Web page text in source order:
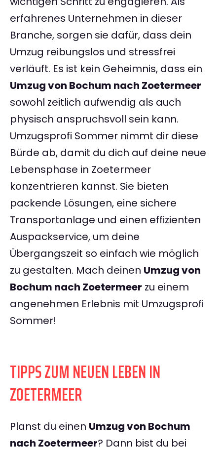
erfahrenes Unternehmen in dieser
Branche, sorgen sie dafür, dass dein
Umzug reibungslos und stressfrei
verläuft. Es ist kein Geheimnis, dass ein
Umzug von Bochum nach Zoetermeer
sowohl zeitlich aufwendig als auch
physisch anspruchsvoll sein kann.
Umzugsprofi Sommer nimmt dir diese
Bürde ab, damit du dich auf deine neue
Lebensphase in Zoetermeer
konzentrieren kannst. Sie bieten
packende Lösungen, eine sichere
Transportanlage und einen effizienten
Auspackservice, um deine
Übergangszeit so einfach wie möglich
zu gestalten. Mach deinen Umzug von
Bochum nach Zoetermeer zu einem
angenehmen Erlebnis mit Umzugsprofi
Sommer!
TIPPS ZUM NEUEN LEBEN IN
ZOETERMEER
Planst du einen Umzug von Bochum
nach Zoetermeer? Dann bist du bei